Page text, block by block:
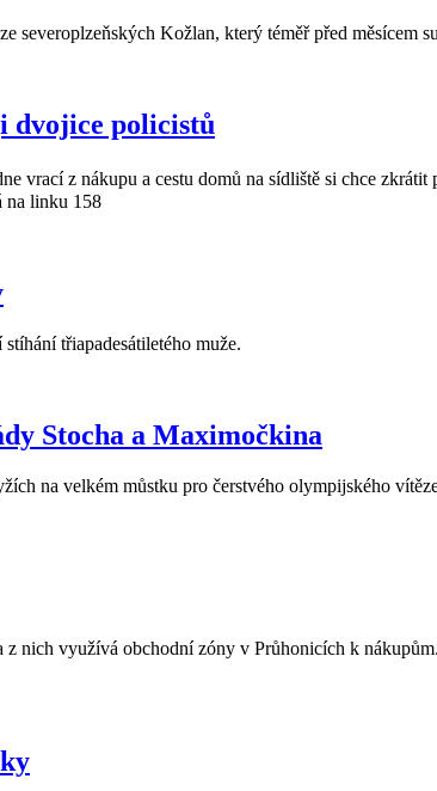
severoplzeňských Kožlan, který téměř před měsícem
dvojice policistů
vrací z nákupu a cestu domů na sídliště si chce
na linku 158
třiapadesátiletého muže.
Stocha a Maximočkina
na velkém můstku pro čerstvého olympijského
nich využívá obchodní zóny v Průhonicích k